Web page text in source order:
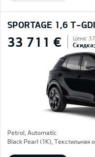
SPORTAGE 1,6 T-
33 711 € Цена:
Petrol, Automatic
Black Pearl (1K), Текстильная